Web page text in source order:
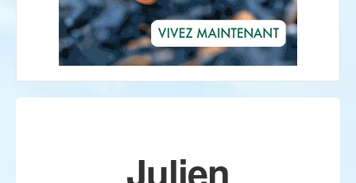
Julien